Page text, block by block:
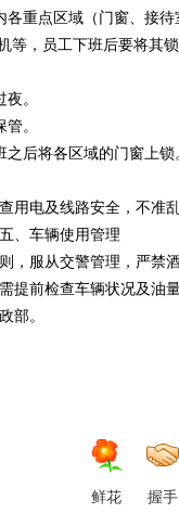
重点区域（门窗、接
等，员工下班后要将其
。
。
后将各区域的门窗上
用电及线路安全，不
、车辆使用管理
，服从交警管理，严
提前检查车辆状况及油
部。
鲜花 握手